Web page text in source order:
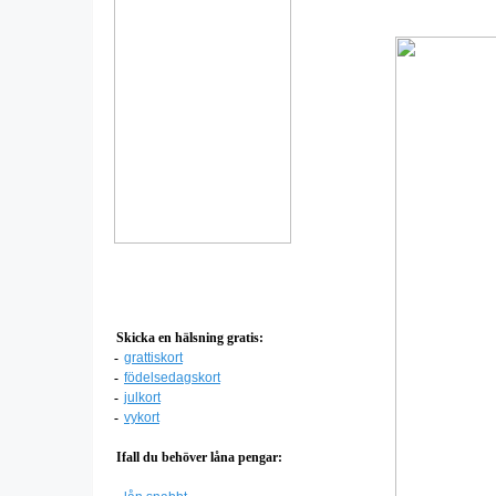
Skicka en hälsning gratis:
- grattiskort
- födelsedagskort
- julkort
- vykort
Ifall du behöver låna pengar: